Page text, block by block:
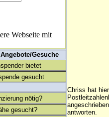
Webseite mit
Gesuche
bietet
gesucht
nötig?
gesucht?
Chriss hat
antworten.